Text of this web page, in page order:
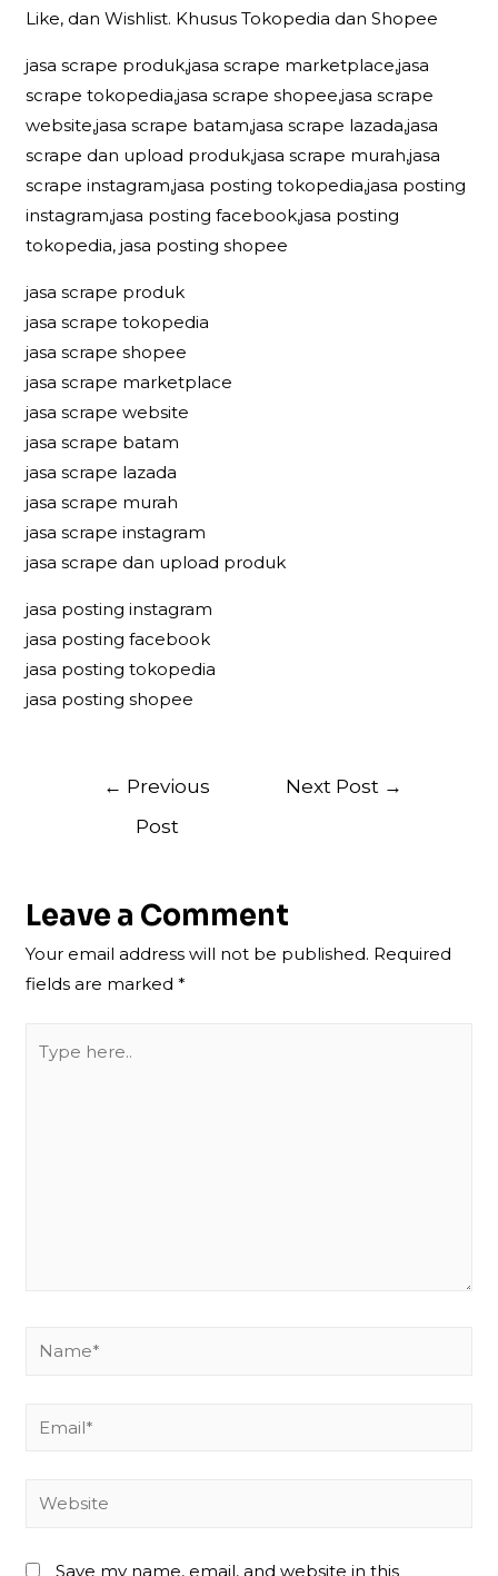
Like, dan Wishlist. Khusus Tokopedia dan Shopee
jasa scrape produk,jasa scrape marketplace,jasa
scrape tokopedia,jasa scrape shopee,jasa scrape
website,jasa scrape batam,jasa scrape lazada,jasa
scrape dan upload produk,jasa scrape murah,jasa
scrape instagram,jasa posting tokopedia,jasa posting
instagram,jasa posting facebook,jasa posting
tokopedia, jasa posting shopee
jasa scrape produk
jasa scrape tokopedia
jasa scrape shopee
jasa scrape marketplace
jasa scrape website
jasa scrape batam
jasa scrape lazada
jasa scrape murah
jasa scrape instagram
jasa scrape dan upload produk
jasa posting instagram
jasa posting facebook
jasa posting tokopedia
jasa posting shopee
Post
navigation
← Previous
Post
Next Post →
Leave a Comment
Your email address will not be published. Required
fields are marked*
here..
Name*
Email*
Website
Save my name, email, and website in this